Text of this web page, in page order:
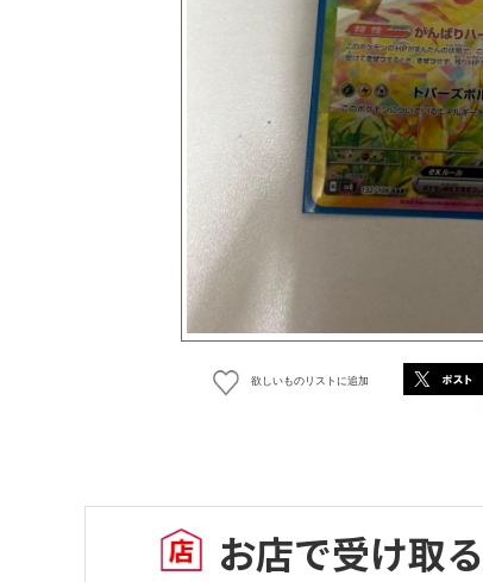
欲しいものリストに追加
お店で受け取る